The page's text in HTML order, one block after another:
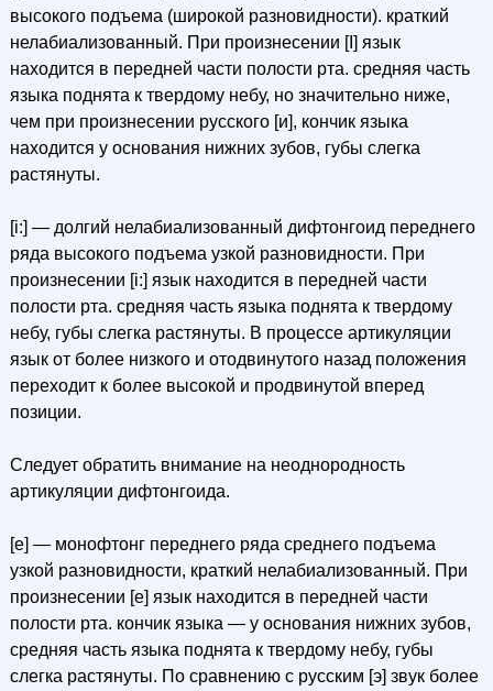
высокого подъема (широкой разновидности). краткий
нелабиализованный. При произнесении [I] язык
находится в передней части полости рта. средняя часть
языка поднята к твердому небу, но значительно ниже,
чем при произнесении русского [и], кончик языка
находится у основания нижних зубов, губы слегка
растянуты.
[i:] — долгий нелабиализованный дифтонгоид переднего
ряда высокого подъема узкой разновидности. При
произнесении [i:] язык находится в передней части
полости рта. средняя часть языка поднята к твердому
небу, губы слегка растянуты. В процессе артикуляции
язык от более низкого и отодвинутого назад положения
переходит к более высокой и продвинутой вперед
позиции.
Следует обратить внимание на неоднородность
артикуляции дифтонгоида.
[е] — монофтонг переднего ряда среднего подъема
узкой разновидности, краткий нелабиализованный. При
произнесении [е] язык находится в передней части
полости рта. кончик языка — у основания нижних зубов,
средняя часть языка поднята к твердому небу, губы
слегка растянуты. По сравнению с русским [э] звук более